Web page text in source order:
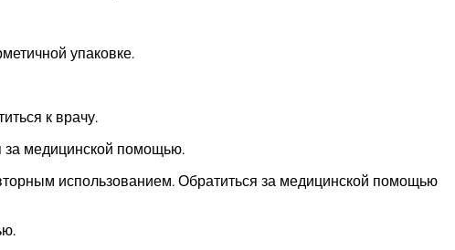
упаковке.
к врачу.
за медицинской помощью.
использованием. Обратиться за медицинской помощью